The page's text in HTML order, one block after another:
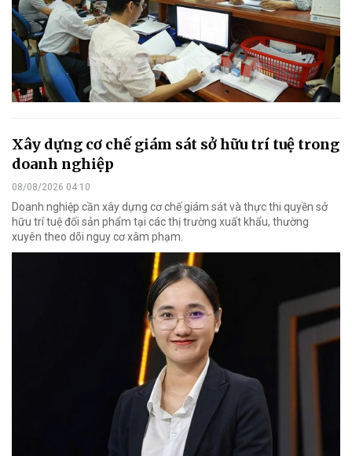
Xây dựng cơ chế giám sát sở hữu trí tuệ trong
doanh nghiệp
08/08/2026 04:10
Doanh nghiệp cần xây dựng cơ chế giám sát và thực thi quyền sở
hữu trí tuệ đối sản phẩm tại các thị trường xuất khẩu, thường
xuyên theo dõi nguy cơ xâm phạm.